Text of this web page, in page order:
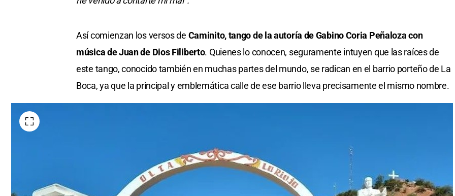
Así comienzan los versos de Caminito, tango de la autoría de Gabino Coria Peñaloza con
música de Juan de Dios Filiberto. Quienes lo conocen, seguramente intuyen que las raíces de
este tango, conocido también en muchas partes del mundo, se radican en el barrio porteño de La
Boca, ya que la principal y emblemática calle de ese barrio lleva precisamente el mismo nombre.